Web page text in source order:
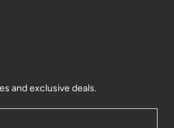
and exclusive deals.